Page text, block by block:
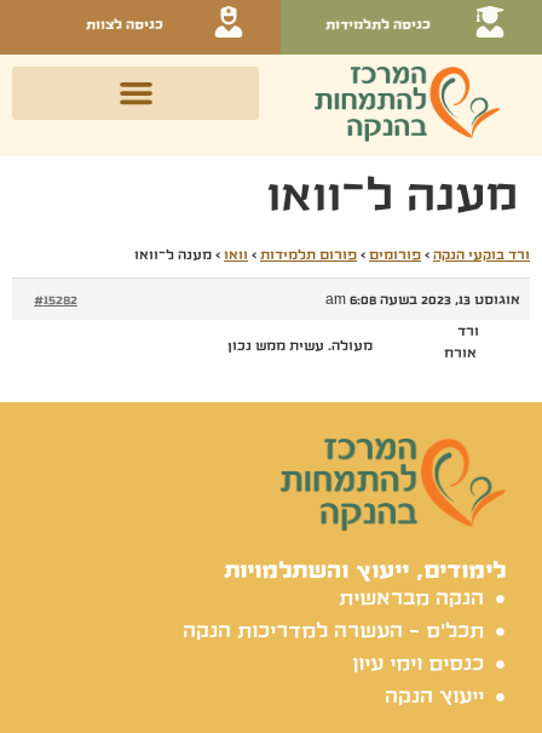
כניסה לתלמידות כניסה לצוות
מענה ל־וואו
ורד בוקעי הנקה › פורומים › פורום תלמידות › וואו › מענה ל־וואו
אוגוסט 13, 2023 בשעה 6:08 am #15282
ורד
אורח
מעולה. עשית ממש נכון
לימודים, ייעוץ והשתלמויות
הנקה מבראשית
תכל'ס - העשרה למדריכות הנקה
כנסים וימי עיון
ייעוץ הנקה